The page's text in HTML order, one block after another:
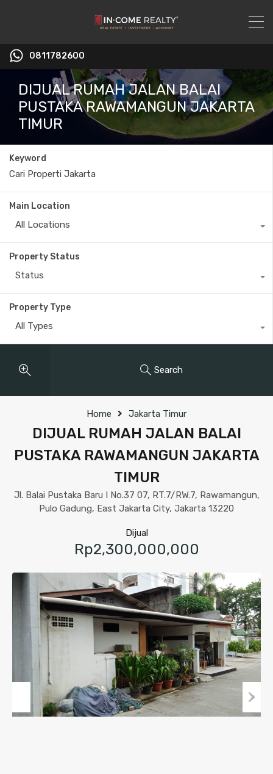
0811782600
DIJUAL RUMAH JALAN BALAI
PUSTAKA RAWAMANGUN JAKARTA
TIMUR
Keyword
Main Location
All Locations
Property Status
Status
Property Type
All Types
Search
Home Jakarta Timur
DIJUAL RUMAH JALAN BALAI
PUSTAKA RAWAMANGUN JAKARTA
TIMUR
Jl. Balai Pustaka Baru I No.37 07, RT.7/RW.7, Rawamangun,
Pulo Gadung, East Jakarta City, Jakarta 13220
Dijual
Rp2,300,000,000
Previous Next